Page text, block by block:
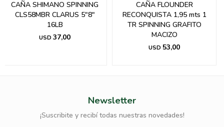
CAÑA SHIMANO SPINNING
CLS58MBR CLARUS 5"8"
16LB
USD 37,00
CAÑA FLOUNDER
RECONQUISTA 1,95 mts 1
TR SPINNING GRAFITO
MACIZO
USD 53,00
Newsletter
¡Suscribite y recibí todas nuestras novedades!